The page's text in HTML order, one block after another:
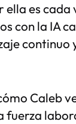
es cada
con la IA
continuo
Caleb
fuerza